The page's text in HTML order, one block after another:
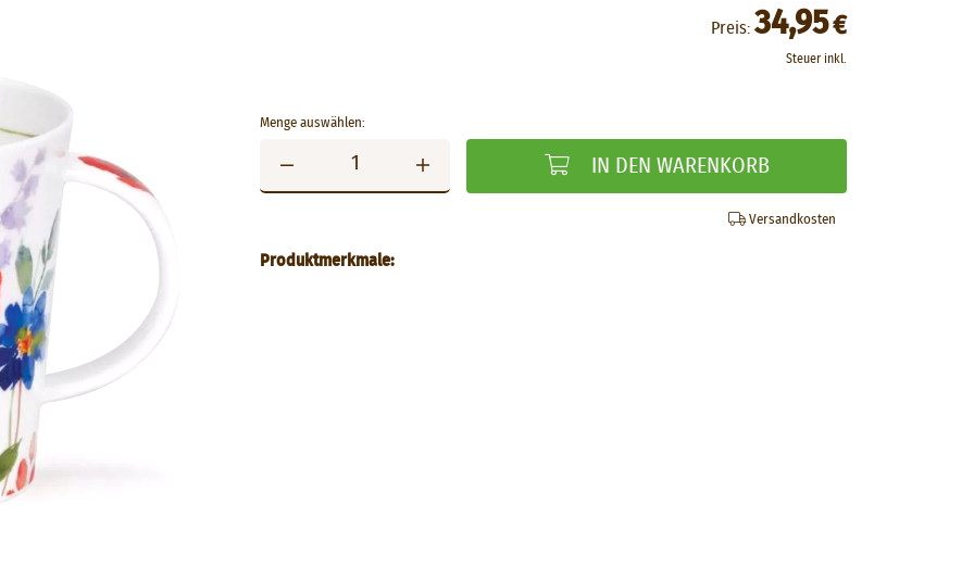
Preis: 34,95€
Steuer inkl.
Menge auswählen:
IN DEN WARENKORB
Versandkosten
Produktmerkmale: